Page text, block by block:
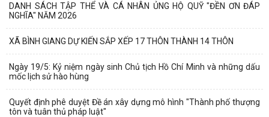
DANH SÁCH TẬP THỂ VÀ CÁ NHÂN ỦNG HỘ QUỸ "ĐỀN ƠN ĐÁP
NGHĨA" NĂM 2026
XÃ BÌNH GIANG DỰ KIẾN SẮP XẾP 17 THÔN THÀNH 14 THÔN
Ngày 19/5: Kỷ niệm ngày sinh Chủ tịch Hồ Chí Minh và những dấu
mốc lịch sử hào hùng
Quyết định phê duyệt Đề án xây dựng mô hình "Thành phố thượng
tôn và tuân thủ pháp luật"